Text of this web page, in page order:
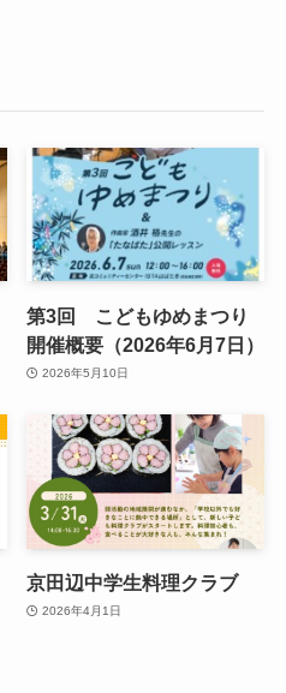
第3回 こどもゆめまつり
開催概要（2026年6月7日）
2026年5月10日
京田辺中学生料理クラブ
2026年4月1日